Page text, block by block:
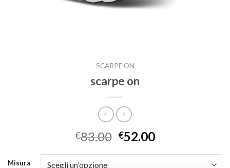
SCARPE ON
scarpe on
€83.00 €52.00
Misura